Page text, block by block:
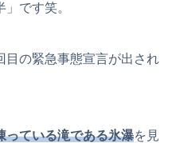
です笑。
目の緊急事態宣言が出され
っている滝である氷瀑を見